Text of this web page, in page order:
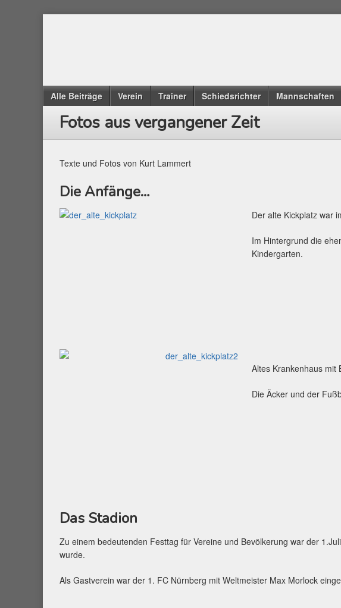
Alle Beiträge Verein Trainer Schiedsrichter Mannschaften
Fotos aus vergangener Zeit
Texte und Fotos von Kurt Lammert
Die Anfänge…
Der alte Kickplatz war
Im Hintergrund die
Kindergarten.
Altes Krankenhaus mit
Die Äcker und der
Das Stadion
Zu einem bedeutenden Festtag für Vereine und Bevölkerung war der
wurde.
Als Gastverein war der 1. FC Nürnberg mit Weltmeister Max Morlock